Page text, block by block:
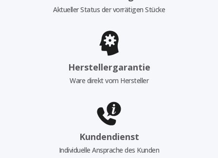
Aktueller Status der vorrätigen Stücke
Herstellergarantie
Ware direkt vom Hersteller
Kundendienst
Individuelle Ansprache des Kunden